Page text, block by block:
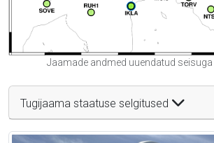
Jaamade andmed uuendatud
Tugijaama staatuse selgitused